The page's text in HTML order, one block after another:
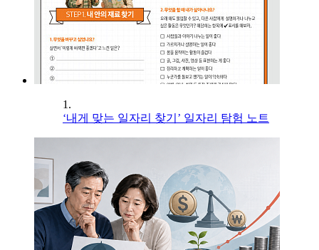
1.
‘내게 맞는 일자리 찾기’ 일자리 탐험 노트